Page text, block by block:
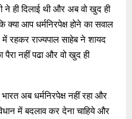
ने ही दिलाई थी और अब वो खुद ही
आप धर्मनिरपेक्ष होने का सवाल
रहकर राज्यपाल साहेब ने शायद
पैरा नहीं पढा और वो खुद ही
अब धर्मनिरपेक्ष नहीं रहा और
में बदलाव कर देना चाहिये और